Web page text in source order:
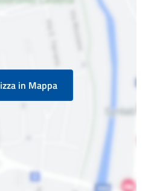
in Mappa